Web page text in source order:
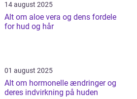
14 august 2025
Alt om aloe vera og dens fordele
for hud og hår
01 august 2025
Alt om hormonelle ændringer og
deres indvirkning på huden